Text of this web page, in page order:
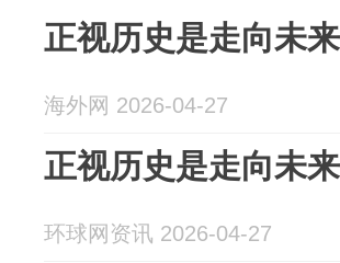
正视历史是走向未
海外网 2026-04-27
正视历史是走向未
环球网资讯 2026-04-27